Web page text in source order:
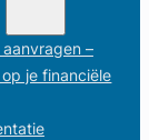
–
je financiële